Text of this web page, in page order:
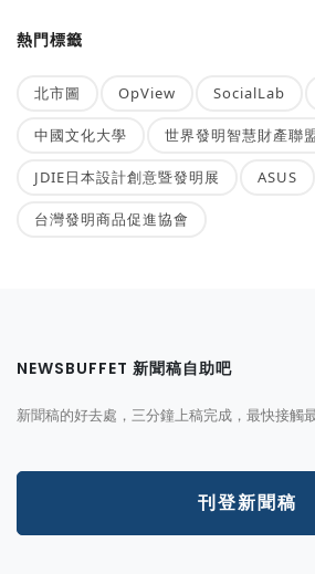
熱門標籤
北市圖 OpView SocialLab
中國文化大學 世界發明智慧財產聯
JDIE日本設計創意暨發明展 ASUS
台灣發明商品促進協會
NEWSBUFFET 新聞稿自助吧
新聞稿的好去處，三分鐘上稿完成，最快接觸
刊登新聞稿